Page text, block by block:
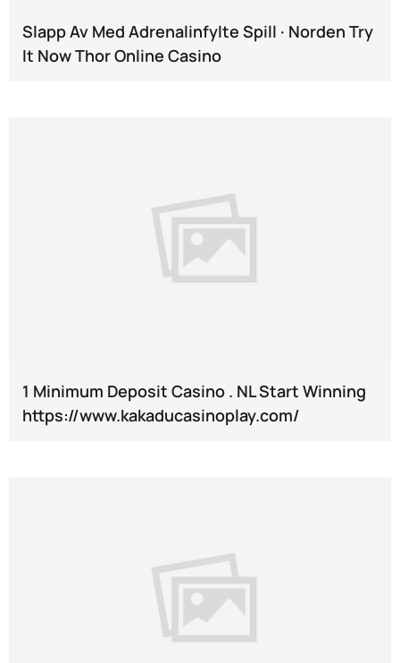
Slapp Av Med Adrenalinfylte Spill · Norden Try
It Now Thor Online Casino
1 Minimum Deposit Casino . NL Start Winning
https://www.kakaducasinoplay.com/